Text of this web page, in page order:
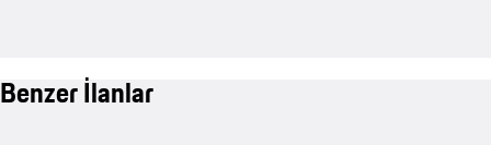
Benzer İlanlar